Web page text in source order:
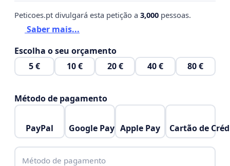
Peticoes.pt divulgará esta petição a 3,000 pessoas.
Saber mais...
Escolha o seu orçamento
5 €
10 € 20 € 40 € 80 €
Método de pagamento
PayPal Google Pay Apple Pay Cartão de
Método de pagamento